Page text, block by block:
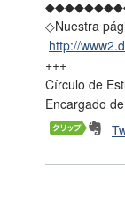
◇Nuestra
http://
+++
Círculo de
Encargado